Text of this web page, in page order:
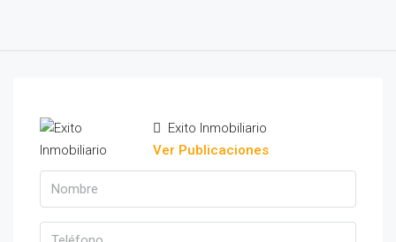
Exito Inmobiliario
Ver Publicaciones